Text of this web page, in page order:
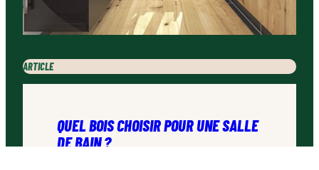
ARTICLE
QUEL BOIS CHOISIR POUR UNE SALLE
DE BAIN ?